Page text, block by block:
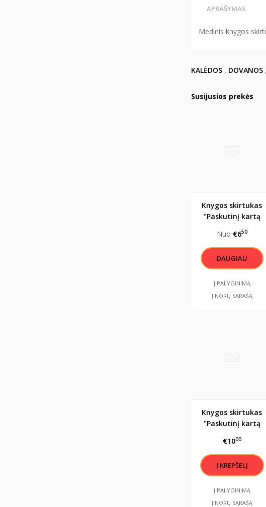
APRAŠYMAS
Medinis knygos
KALĖDOS, DOVANOS,
Susijusios prekės
Knygos skirtukas
"Paskutinį kartą
puslapyje"
Nuo €650
DAUGIAU
Į PALYGINIMĄ
Į NORŲ SĄRAŠĄ
Knygos skirtukas
"Paskutinį kartą
puslapyje"
€1000
Į PALYGINIMĄ
Į NORŲ SĄRAŠĄ